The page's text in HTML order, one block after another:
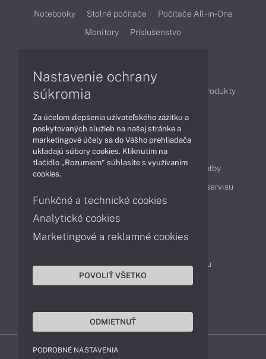
Notebooky Stolné počítače
Počítače All-in-One
Monitory
Príslušenstvo
Články
Obchodné informácie
Produkty
Obsah
Ako nakupovať
Možnosti doručenia a platby
Cenník servisu
Kontakty
Servisné oddelenie
Reklamácia tovaru
Nastavenie ochrany
súkromia
Za účelom zlepšenia užívateľského zážitku a
poskytovaných služieb na našej stránke a
marketingové účely sa do Vášho prehliadača
ukladajú súbory cookies. Kliknutím na
tlačidlo „Rozumiem“ súhlasíte s využívaním
cookies.
Funkčné a technické cookies
Analytické cookies
Marketingové a reklamné cookies
POVOLIŤ VŠETKO
ODMIETNUŤ
PODROBNÉ NASTAVENIA